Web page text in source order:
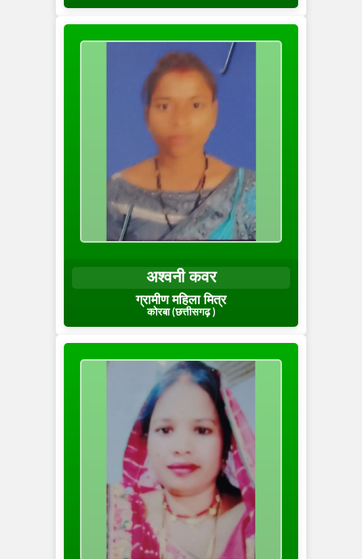
अश्वनी कवर
ग्रामीण महिला मित्र
कोरबा (छत्तीसगढ़ )